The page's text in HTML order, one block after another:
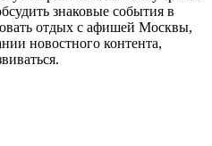
знаковые события в
отдых с афишей Москвы,
новостного контента,